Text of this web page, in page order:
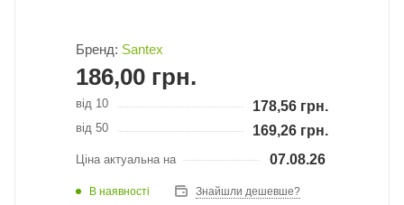
Бренд: Santex
186,00 грн.
від 10 178,56 грн.
від 50 169,26 грн.
Ціна актуальна на 07.08.26
В наявності Знайшли дешевше?